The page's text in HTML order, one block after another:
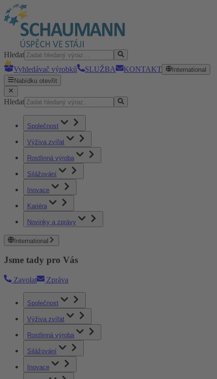
Hledat
Vyhledávač výrobků
SLUŽBA KONTAKT
International
Nabídku otevřít
Hledat
Společnost
Výživa zvířat
Rostlinná výroba
Silážování
Inovace
Kariéra
Novinky a zprávy
International
Jsme tady pro Vás
Zavolat Zpráva
Společnost
Výživa zvířat
Rostlinná výroba
Silážování
Inovace